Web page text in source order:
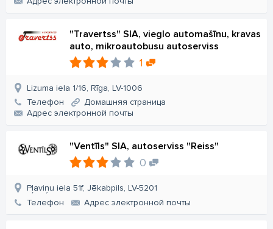
"Travertss" SIA, vieglo automašīnu, kravas
auto, mikroautobusu autoserviss
1
Lizuma iela 1/16, Rīga, LV-1006
Телефон
Домашняя страница
Aдрес электронной почты
"Ventīls" SIA, autoserviss "Reiss"
0
Pļaviņu iela 51f, Jēkabpils, LV-5201
Телефон
Aдрес электронной почты